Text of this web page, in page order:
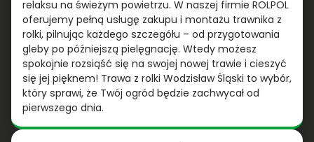
relaksu na świeżym powietrzu. W naszej firmie ROLPOL
oferujemy pełną usługę zakupu i montażu trawnika z
rolki, pilnując każdego szczegółu – od przygotowania
gleby po późniejszą pielęgnację. Wtedy możesz
spokojnie rozsiąść się na swojej nowej trawie i cieszyć
się jej pięknem! Trawa z rolki Wodzisław Śląski to wybór,
który sprawi, że Twój ogród będzie zachwycał od
pierwszego dnia.